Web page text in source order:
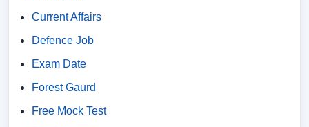
Current Affairs
Defence Job
Exam Date
Forest Gaurd
Free Mock Test